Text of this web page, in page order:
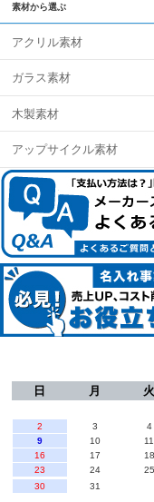
素材から選ぶ
アクリル素材
ガラス素材
木製素材
アップサイクル素材
日
月 火
2
3 4
9
10 11
16
17 18
23
24 25
30
31